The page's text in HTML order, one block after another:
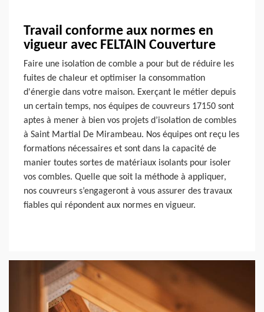
Travail conforme aux normes en
vigueur avec FELTAIN Couverture
Faire une isolation de comble a pour but de réduire les
fuites de chaleur et optimiser la consommation
d'énergie dans votre maison. Exerçant le métier depuis
un certain temps, nos équipes de couvreurs 17150 sont
aptes à mener à bien vos projets d’isolation de combles
à Saint Martial De Mirambeau. Nos équipes ont reçu les
formations nécessaires et sont dans la capacité de
manier toutes sortes de matériaux isolants pour isoler
vos combles. Quelle que soit la méthode à appliquer,
nos couvreurs s’engageront à vous assurer des travaux
fiables qui répondent aux normes en vigueur.